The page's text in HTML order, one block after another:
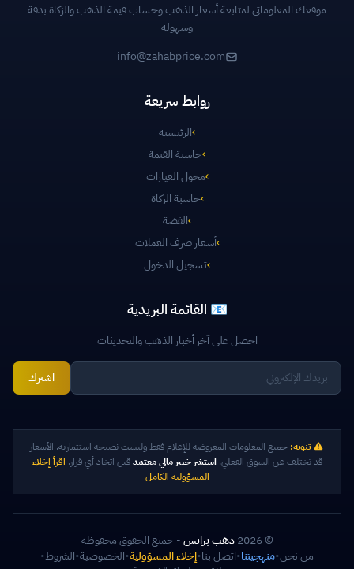
موقعك المعلوماتي لمتابعة أسعار الذهب وحساب قيمة الذهب والزكاة بدقة
وسهولة
info@zahabprice.com
روابط سريعة
›الرئيسية
›حاسبة القيمة
›محول العيارات
›حاسبة الزكاة
›الفضة
›أسعار صرف العملات
›تسجيل الدخول
📧 القائمة البريدية
احصل على آخر أخبار الذهب والتحديثات
اشترك
تنويه: جميع المعلومات المعروضة للإعلام فقط وليست نصيحة استثمارية. الأسعار
قد تختلف عن السوق الفعلي.استشر خبير مالي معتمدقبل اتخاذ أي قرار. اقرأ إخلاء
المسؤولية الكامل
© 2026 ذهب برايس- جميع الحقوق محفوظة
من نحن•منهجيتنا•اتصل بنا•إخلاء المسؤولية•الخصوصية•الشروط•